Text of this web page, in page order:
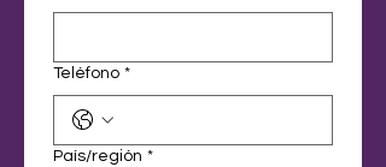
Teléfono *
Multi-line address
País/región *